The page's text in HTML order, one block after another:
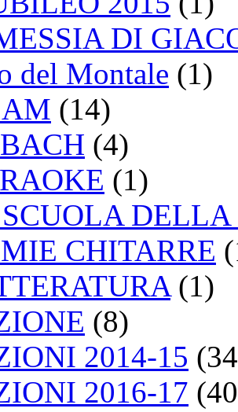
DI
del Montale (1)
(14)
(4)
(1)
CHITARRE
(1)
(8)
2014-15
2016-17